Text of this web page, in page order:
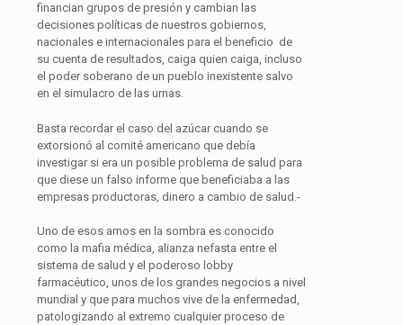
financian grupos de presión y cambian las
decisiones políticas de nuestros gobiernos,
nacionales e internacionales para el beneficio de
su cuenta de resultados, caiga quien caiga, incluso
el poder soberano de un pueblo inexistente salvo
en el simulacro de las urnas.
Basta recordar el caso del azúcar cuando se
extorsionó al comité americano que debía
investigar si era un posible problema de salud para
que diese un falso informe que beneficiaba a las
empresas productoras, dinero a cambio de salud.-
Uno de esos amos en la sombra es conocido
como la mafia médica, alianza nefasta entre el
sistema de salud y el poderoso lobby
farmacéutico, unos de los grandes negocios a nivel
mundial y que para muchos vive de la enfermedad,
patologizando al extremo cualquier proceso de